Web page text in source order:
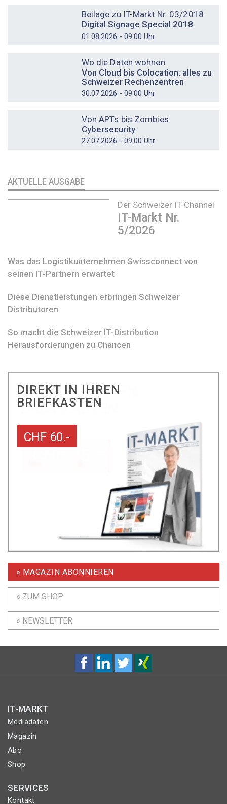
Beilage zu IT-Markt Nr. 03/2018
Digital Signage Special 2018
01.08.2026 - 09:00 Uhr
Wo die Daten wohnen
Von Cloud bis Colocation: alles zu
Schweizer Rechenzentren
30.07.2026 - 09:00 Uhr
Von APTs bis Zombies
Cybersecurity
27.07.2026 - 09:00 Uhr
AKTUELLE AUSGABE
Der Schweizer IT-Channel
IT-Markt Nr.
5/2026
Was das Logistikunternehmen Swissconnect von
seinen IT-Partnern erwartet
Diese Dienstleistungen erbringen Schweizer
Distributoren
So macht die Schweizer IT-Distribution
Herausforderungen zu Chancen
DIREKT IN IHREN
BRIEFKASTEN
CHF 60.-
» MAGAZIN ABONNIEREN
» ZUM SHOP
» NEWSLETTER
IT-MARKT
Mediadaten
Magazin
Abo
Shop
SERVICES
Kontakt